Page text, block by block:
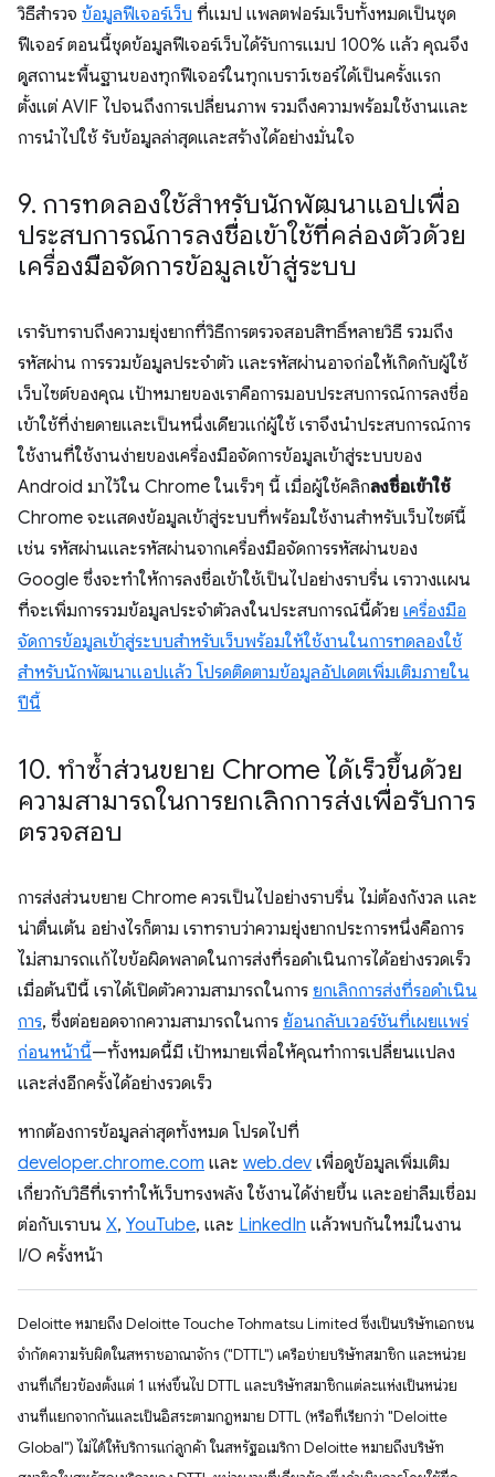
วิธีสำรวจ ข้อมูลฟีเจอร์เว็บ ที่แมป แพลตฟอร์มเว็บทั้งหมดเป็นชุด
ฟีเจอร์ ตอนนี้ชุดข้อมูลฟีเจอร์เว็บได้รับการแมป 100% แล้ว คุณจึง
ดูสถานะพื้นฐานของทุกฟีเจอร์ในทุกเบราว์เซอร์ได้เป็นครั้งแรก
ตั้งแต่ AVIF ไปจนถึงการเปลี่ยนภาพ รวมถึงความพร้อมใช้งานและ
การนำไปใช้ รับข้อมูลล่าสุดและสร้างได้อย่างมั่นใจ
9. การทดลองใช้สำหรับนักพัฒนาแอปเพื่อ
ประสบการณ์การลงชื่อเข้าใช้ที่คล่องตัวด้วย
เครื่องมือจัดการข้อมูลเข้าสู่ระบบ
เรารับทราบถึงความยุ่งยากที่วิธีการตรวจสอบสิทธิ์หลายวิธี รวมถึง
รหัสผ่าน การรวมข้อมูลประจำตัว และรหัสผ่านอาจก่อให้เกิดกับผู้ใช้
เว็บไซต์ของคุณ เป้าหมายของเราคือการมอบประสบการณ์การลงชื่อ
เข้าใช้ที่ง่ายดายและเป็นหนึ่งเดียวแก่ผู้ใช้ เราจึงนำประสบการณ์การ
ใช้งานที่ใช้งานง่ายของเครื่องมือจัดการข้อมูลเข้าสู่ระบบของ
Android มาไว้ใน Chrome ในเร็วๆ นี้ เมื่อผู้ใช้คลิกลงชื่อเข้าใช้
Chrome จะแสดงข้อมูลเข้าสู่ระบบที่พร้อมใช้งานสำหรับเว็บไซต์นี้
เช่น รหัสผ่านและรหัสผ่านจากเครื่องมือจัดการรหัสผ่านของ
Google ซึ่งจะทำให้การลงชื่อเข้าใช้เป็นไปอย่างราบรื่น เราวางแผน
ที่จะเพิ่มการรวมข้อมูลประจำตัวลงในประสบการณ์นี้ด้วย เครื่องมือ
จัดการข้อมูลเข้าสู่ระบบสำหรับเว็บพร้อมให้ใช้งานในการทดลองใช้
สำหรับนักพัฒนาแอปแล้ว โปรดติดตามข้อมูลอัปเดตเพิ่มเติมภายใน
ปีนี้
10. ทำซ้ำส่วนขยาย Chrome ได้เร็วขึ้นด้วย
ความสามารถในการยกเลิกการส่งเพื่อรับการ
ตรวจสอบ
การส่งส่วนขยาย Chrome ควรเป็นไปอย่างราบรื่น ไม่ต้องกังวล และ
น่าตื่นเต้น อย่างไรก็ตาม เราทราบว่าความยุ่งยากประการหนึ่งคือการ
ไม่สามารถแก้ไขข้อผิดพลาดในการส่งที่รอดำเนินการได้อย่างรวดเร็ว
เมื่อต้นปีนี้ เราได้เปิดตัวความสามารถในการ ยกเลิกการส่งที่รอดำเนิน
การ, ซึ่งต่อยอดจากความสามารถในการ ย้อนกลับเวอร์ชันที่เผยแพร่
ก่อนหน้านี้—ทั้งหมดนี้มี เป้าหมายเพื่อให้คุณทำการเปลี่ยนแปลง
และส่งอีกครั้งได้อย่างรวดเร็ว
หากต้องการข้อมูลล่าสุดทั้งหมด โปรดไปที่
developer.chrome.com และ web.dev เพื่อดูข้อมูลเพิ่มเติม
เกี่ยวกับวิธีที่เราทำให้เว็บทรงพลัง ใช้งานได้ง่ายขึ้น และอย่าลืมเชื่อม
ต่อกับเราบน X, YouTube, และ LinkedIn แล้วพบกันใหม่ในงาน
I/O ครั้งหน้า
Deloitte หมายถึง Deloitte Touche Tohmatsu Limited ซึ่งเป็นบริษัทเอกชน
จำกัดความรับผิดในสหราชอาณาจักร ("DTTL") เครือข่ายบริษัทสมาชิก และหน่วย
งานที่เกี่ยวข้องตั้งแต่ 1 แห่งขึ้นไป DTTL และบริษัทสมาชิกแต่ละแห่งเป็นหน่วย
งานที่แยกจากกันและเป็นอิสระตามกฎหมาย DTTL (หรือที่เรียกว่า "Deloitte
Global") ไม่ได้ให้บริการแก่ลูกค้า ในสหรัฐอเมริกา Deloitte หมายถึงบริษัท